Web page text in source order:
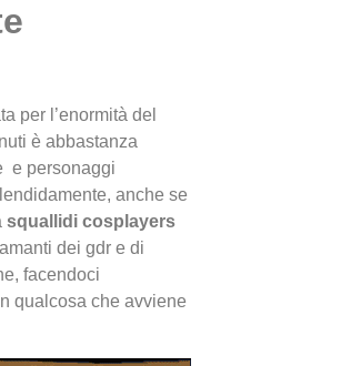
per l’enormità del
è abbastanza
e personaggi
anche se
squallidi cosplayers
dei gdr e di
facendoci
qualcosa che avviene